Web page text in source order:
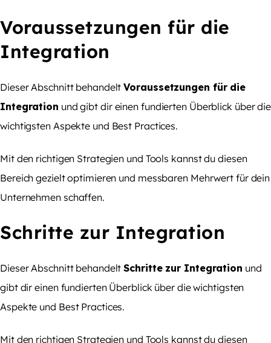
Voraussetzungen für die
Integration
Dieser Abschnitt behandeltVoraussetzungen für die
Integration und gibt dir einen fundierten Überblick über die
wichtigsten Aspekte und Best Practices.
Mit den richtigen Strategien und Tools kannst du diesen
Bereich gezielt optimieren und messbaren Mehrwert für dein
Unternehmen schaffen.
Schritte zur Integration
Dieser Abschnitt behandeltSchritte zur Integration und
gibt dir einen fundierten Überblick über die wichtigsten
Aspekte und Best Practices.
Mit den richtigen Strategien und Tools kannst du diesen